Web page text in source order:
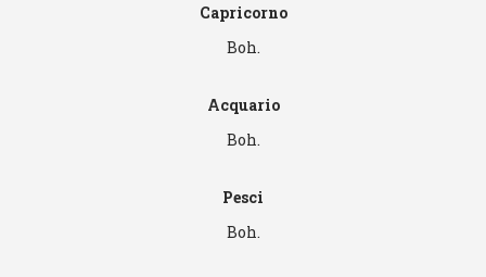
Capricorno
Boh.
Acquario
Boh.
Pesci
Boh.